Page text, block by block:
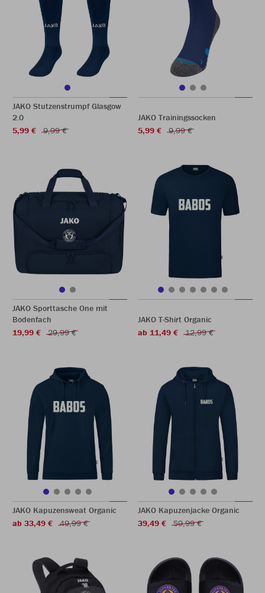
JAKO Stutzenstrumpf Glasgow
2.0
5,99 €
9,99 €
JAKO Trainingssocken
5,99 €
9,99 €
JAKO Sporttasche One mit
Bodenfach
19,99 €
29,99 €
JAKO T-Shirt Organic
ab 11,49 €
12,99 €
JAKO Kapuzensweat Organic
ab 33,49 €
49,99 €
JAKO Kapuzenjacke Organic
39,49 €
59,99 €